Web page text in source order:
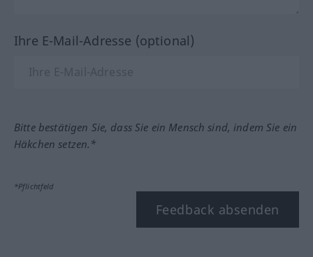
Ihre E-Mail-Adresse (optional)
Bitte bestätigen Sie, dass Sie ein Mensch sind, indem Sie ein
Häkchen setzen.*
*Pflichtfeld
Feedback absenden